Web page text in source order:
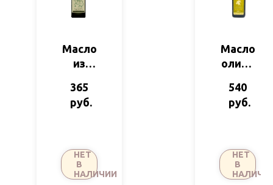
Масло
из
ышей
кукур
500мл
Красн
одарс
365
руб.
НЕТ
В
НАЛИЧИИ
Масло
оливк
ст/б
250мл
SE
540
руб.
НЕТ
В